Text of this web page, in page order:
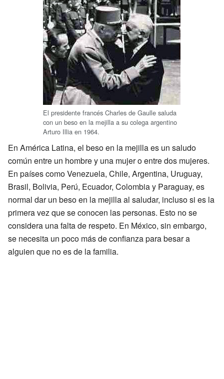
El presidente francés Charles de Gaulle saluda
con un beso en la mejilla a su colega argentino
Arturo Illia en 1964.
En América Latina, el beso en la mejilla es un saludo
común entre un hombre y una mujer o entre dos mujeres.
En países como Venezuela, Chile, Argentina, Uruguay,
Brasil, Bolivia, Perú, Ecuador, Colombia y Paraguay, es
normal dar un beso en la mejilla al saludar, incluso si es la
primera vez que se conocen las personas. Esto no se
considera una falta de respeto. En México, sin embargo,
se necesita un poco más de confianza para besar a
alguien que no es de la familia.